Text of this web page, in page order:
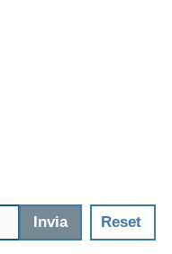
Invia Reset